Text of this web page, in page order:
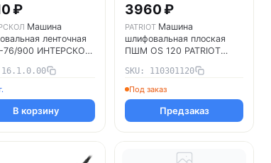
₽
Машина
ленточная
900 ИНТЕРСКОЛ
16.1.0.00
В корзину
3960 ₽
PATRIOT Машина
шлифовальная плоская
ПШМ OS 120 PATRIOT
SKU: 110301120
Под заказ
Предзаказ